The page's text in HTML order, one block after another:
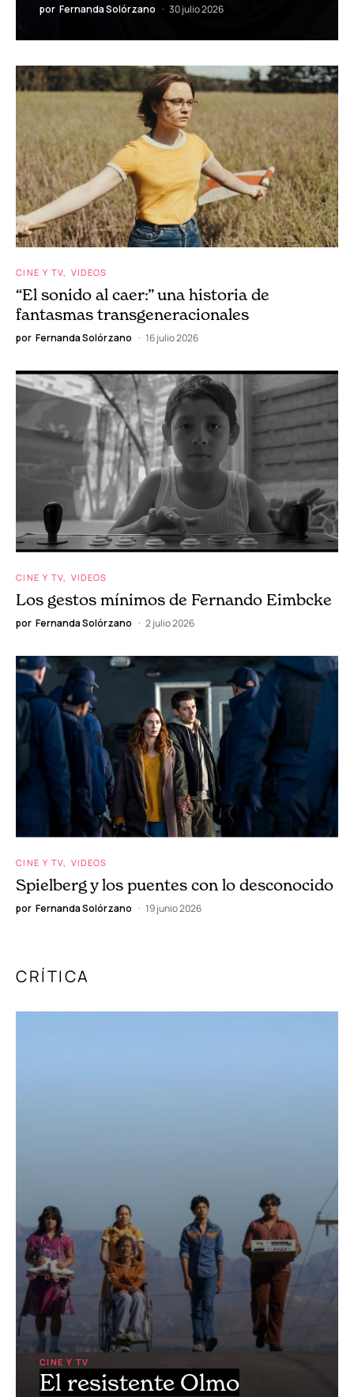
por Fernanda Solórzano 30 julio 2026
CINE Y TV VIDEOS
“El sonido al caer:” una historia de
fantasmas transgeneracionales
por Fernanda Solórzano 16 julio 2026
CINE Y TV VIDEOS
Los gestos mínimos de Fernando Eimbcke
por Fernanda Solórzano 2 julio 2026
CINE Y TV VIDEOS
Spielberg y los puentes con lo desconocido
por Fernanda Solórzano 19 junio 2026
CRÍTICA
CINE Y TV
El resistente Olmo